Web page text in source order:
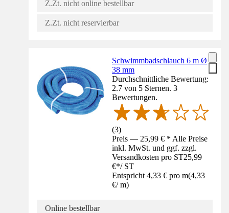
Z.Zt. nicht online bestellbar
Z.Zt. nicht reservierbar
Schwimmbadschlauch 6 m Ø
38 mm
Durchschnittliche Bewertung:
2.7 von 5 Sternen. 3
Bewertungen.
(3)
Preis — 25,99 € * Alle Preise
inkl. MwSt. und ggf. zzgl.
Versandkosten pro ST25,99
€*/ ST
Entspricht 4,33 € pro m(4,33
€/ m)
Online bestellbar